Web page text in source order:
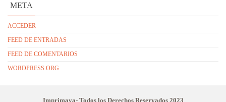
META
ACCEDER
FEED DE ENTRADAS
FEED DE COMENTARIOS
WORDPRESS.ORG
Imprimaya- Todos los Derechos Reservados 2023